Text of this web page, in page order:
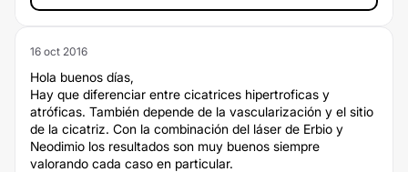
16 oct 2016
Hola buenos días,
Hay que diferenciar entre cicatrices hipertroficas y
atróficas. También depende de la vascularización y el sitio
de la cicatriz. Con la combinación del láser de Erbio y
Neodimio los resultados son muy buenos siempre
valorando cada caso en particular.